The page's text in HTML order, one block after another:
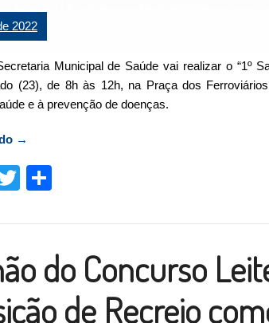
2022
Municipal de Saúde vai realizar o “1º
(23), de 8h às 12h, na Praça dos
e à prevenção de doenças.
“Secretaria de Saúde realiza “1º Saúde em
→
Twitter
do Concurso
de Recreio